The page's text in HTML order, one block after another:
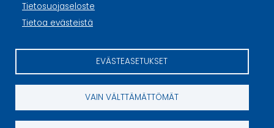
Tietosuojaseloste
Tietoa evästeistä
EVÄSTEASETUKSET
VAIN VÄLTTÄMÄTTÖMÄT
Tietosuojaselosteet
Tietoa evästeistä
Evästeasetukset